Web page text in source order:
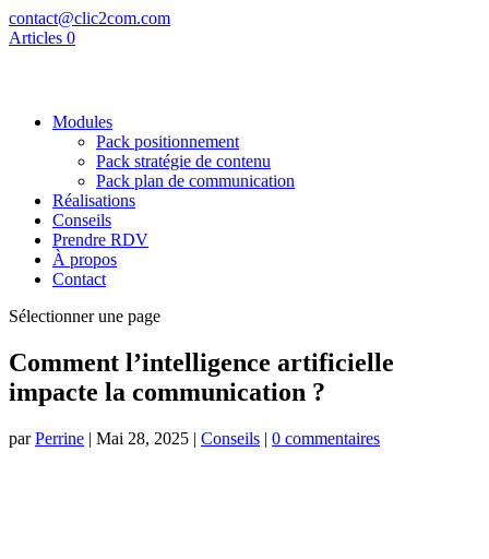
contact@clic2com.com
Articles 0
Modules
Pack positionnement
Pack stratégie de contenu
Pack plan de communication
Réalisations
Conseils
Prendre RDV
À propos
Contact
Sélectionner une page
Comment l’intelligence artificielle
impacte la communication ?
parPerrine | Mai 28, 2025 | Conseils | 0 commentaires